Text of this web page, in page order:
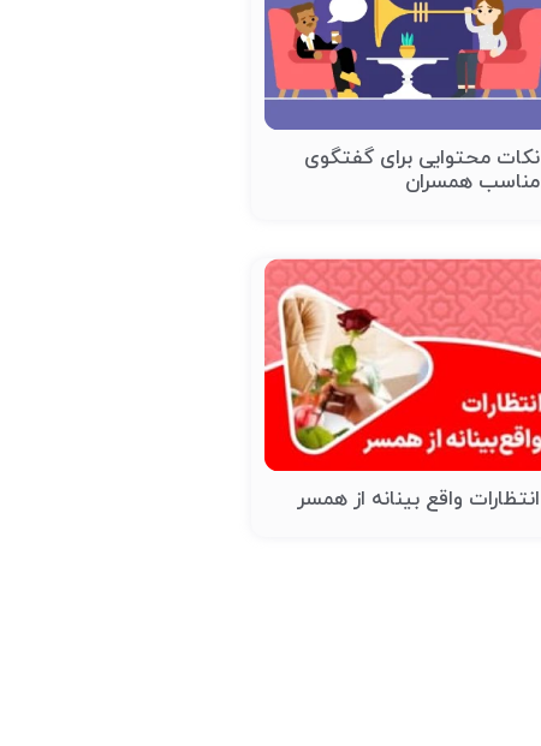
نکات محتوایی برای گفتگوی
مناسب همسران
انتظارات واقع بینانه از همسر